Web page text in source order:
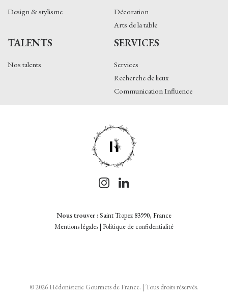
Design & stylisme
Décoration
Arts de la table
TALENTS
Nos talents
SERVICES
Services
Recherche de lieux
Communication Influence
Nous trouver : Saint Tropez 83990, France
Mentions légales| Politique de confidentialité
© 2026 Hédonisterie Gourmets de France. | Tous droits réservés.